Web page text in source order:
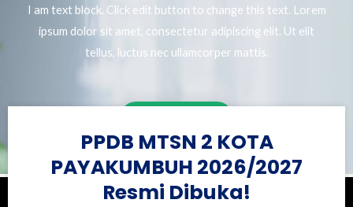
I am text block. Click edit button to change this text. Lorem
ipsum dolor sit amet, consectetur adipiscing elit. Ut elit
tellus, luctus nec ullamcorper mattis.
PPDB MTSN 2 KOTA
PAYAKUMBUH 2026/2027
Resmi Dibuka!